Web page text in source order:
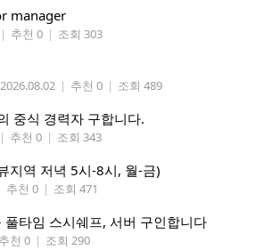
manager
| 추천 0 | 조회 303
2026.08.02 | 추천 0 | 조회 489
중식 경력자 구합니다.
| 추천 0 | 조회 343
지역 저녁 5시-8시, 월-금)
추천 0 | 조회 471
타임 스시쉐프, 서버 구인합니다
추천 0 | 조회 290